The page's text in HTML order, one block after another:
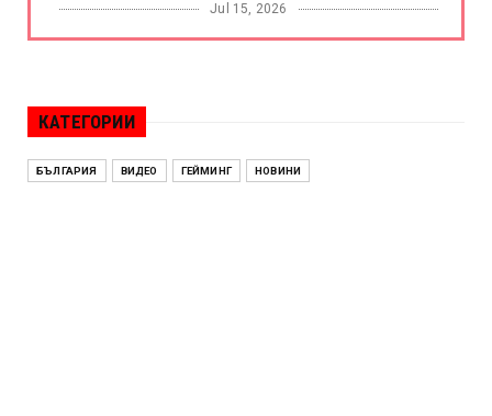
Jul 15, 2026
БОРАЦ
ИСПАНИЯ
Без милост! Испания пречупи Франция и е
КАТЕГОРИИ
БЪЛГАРИЯ ВИДЕО ГЕЙМИНГ НОВИНИ